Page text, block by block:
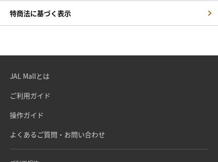
特商法に基づく表示
JAL Mallとは
ご利用ガイド
操作ガイド
よくあるご質問・お問い合わせ